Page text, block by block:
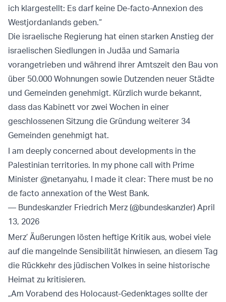
ich klargestellt: Es darf keine De-facto-Annexion des
Westjordanlands geben.“
Die israelische Regierung hat einen starken Anstieg der
israelischen Siedlungen in Judäa und Samaria
vorangetrieben und während ihrer Amtszeit den Bau von
über 50.000 Wohnungen sowie Dutzenden neuer Städte
und Gemeinden genehmigt. Kürzlich wurde bekannt,
dass das Kabinett vor zwei Wochen in einer
geschlossenen Sitzung die Gründung weiterer 34
Gemeinden genehmigt hat.
I am deeply concerned about developments in the
Palestinian territories. In my phone call with Prime
Minister @netanyahu, I made it clear: There must be no
de facto annexation of the West Bank.
— Bundeskanzler Friedrich Merz (@bundeskanzler) April
13, 2026
Merz’ Äußerungen lösten heftige Kritik aus, wobei viele
auf die mangelnde Sensibilität hinwiesen, an diesem Tag
die Rückkehr des jüdischen Volkes in seine historische
Heimat zu kritisieren.
„Am Vorabend des Holocaust-Gedenktages sollte der